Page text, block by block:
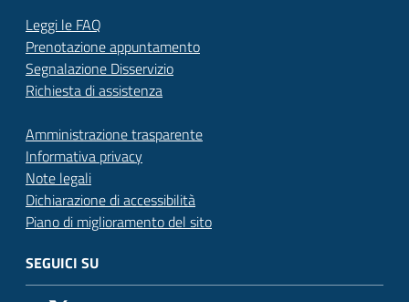
Leggi le FAQ
Prenotazione appuntamento
Segnalazione Disservizio
Richiesta di assistenza
Amministrazione trasparente
Informativa privacy
Note legali
Dichiarazione di accessibilità
Piano di miglioramento del sito
SEGUICI SU